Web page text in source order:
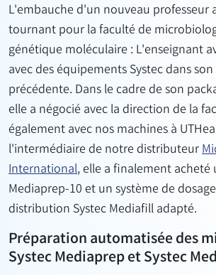
L'embauche d'un nouveau professeur
tournant pour la faculté de
génétique moléculaire : L'enseignant
avec des équipements Systec dans
précédente. Dans le cadre de son
elle a négocié avec la direction de la
également avec nos machines à
l'intermédiaire de notre distributeur
International, elle a finalement acheté
Mediaprep-10 et un système de
distribution Systec Mediafill adapté.
Préparation automatisée des
Systec Mediaprep et Systec